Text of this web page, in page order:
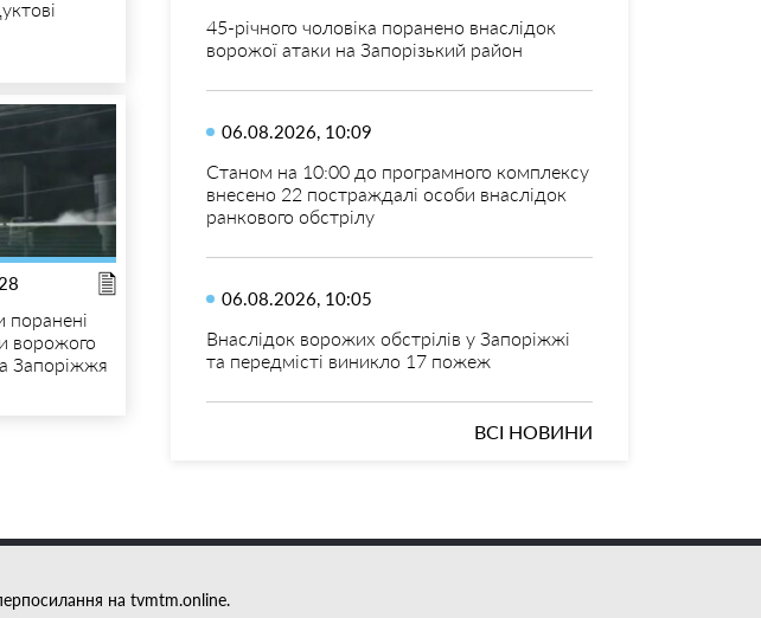
ворожого
Запоріжжя
45-річного чоловіка поранено внаслідок
ворожої атаки на Запорізький район
06.08.2026, 10:09
Станом на 10:00 до програмного комплексу
внесено 22 постраждалі особи внаслідок
ранкового обстрілу
06.08.2026, 10:05
Внаслідок ворожих обстрілів у Запоріжжі
та передмісті виникло 17 пожеж
ВСІ НОВИНИ
на tvmtm.online.